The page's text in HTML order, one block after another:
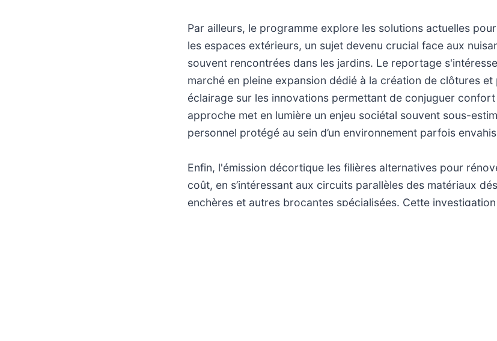
Par ailleurs, le programme explore les solutions actuelles
les espaces extérieurs, un sujet devenu crucial face aux
souvent rencontrées dans les jardins. Le reportage
marché en pleine expansion dédié à la création de clôtures et
éclairage sur les innovations permettant de conjuguer
approche met en lumière un enjeu sociétal souvent sous-
personnel protégé au sein d’un environnement parfois
Enfin, l'émission décortique les filières alternatives pour
coût, en s’intéressant aux circuits parallèles des matériaux
enchères et autres brocantes spécialisées. Cette